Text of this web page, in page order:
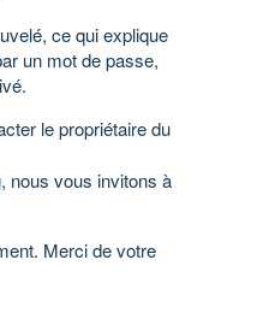
ce qui explique
un mot de passe,
le propriétaire du
nous vous invitons à
Merci de votre